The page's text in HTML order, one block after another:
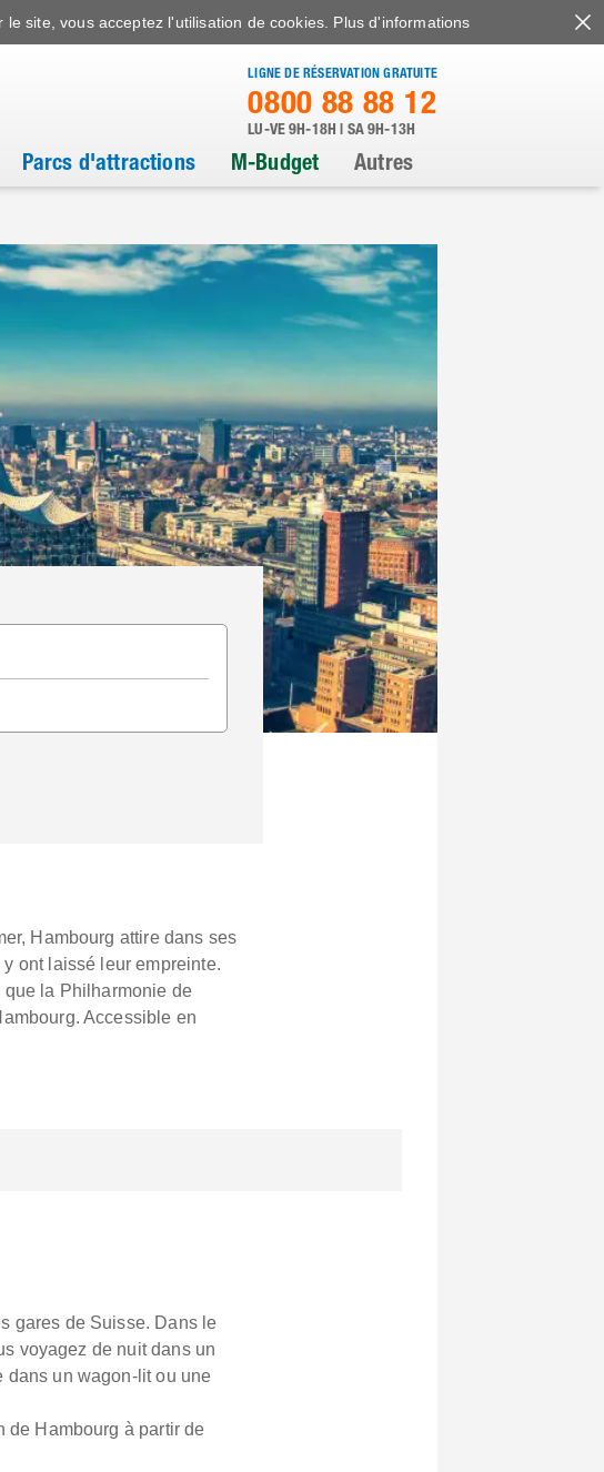
site, vous acceptez l'utilisation de cookies. Plus d'informations
LIGNE DE RÉSERVATION GRATUITE
0800 88 88 12
LU-VE 9H-18H | SA 9H-13H
Parcs d'attractions M-Budget Autres
Hambourg attire dans ses
ont laissé leur empreinte.
que la Philharmonie de
Accessible en
gares de Suisse. Dans le
voyagez de nuit dans un
dans un wagon-lit ou une
de Hambourg à partir de